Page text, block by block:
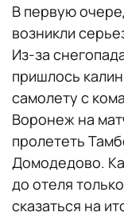
В первую
возникли
Из-за
пришлось
самолету с
Воронеж на
пролететь
Домодедово.
до отеля
сказаться на